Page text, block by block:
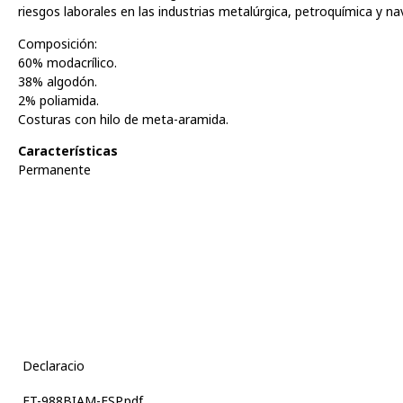
riesgos laborales en las industrias metalúrgica, petroquímica y
Composición:
60% modacrílico.
38% algodón.
2% poliamida.
Costuras con hilo de meta-aramida.
Características
Permanente
Declaracio